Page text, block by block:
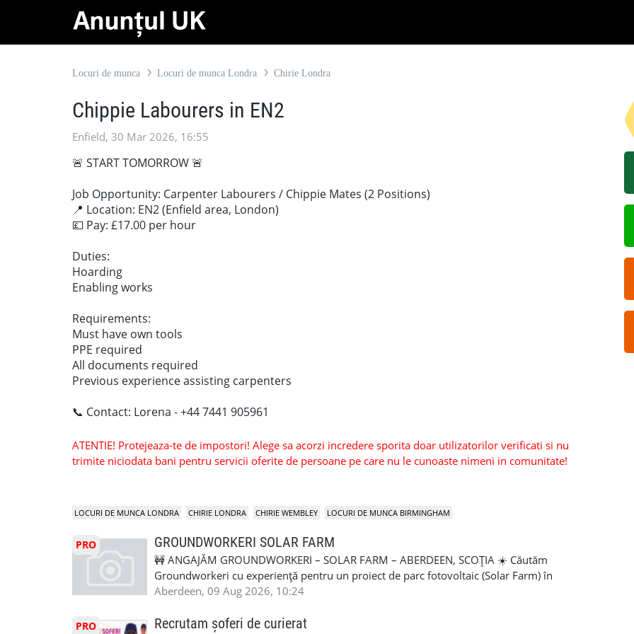
Locuri de munca Locuri de munca Londra Chirie Londra
Chippie Labourers in EN2
Enfield, 30 Mar 2026, 16:55
🚨 START TOMORROW 🚨
Job Opportunity: Carpenter Labourers / Chippie Mates (2 Positions)
📍 Location: EN2 (Enfield area, London)
💷 Pay: £17.00 per hour
Duties:
Hoarding
Enabling works
Requirements:
Must have own tools
PPE required
All documents required
Previous experience assisting carpenters
📞 Contact: Lorena - +44 7441 905961
ATENTIE! Protejeaza-te de impostori! Alege sa acorzi incredere sporita doar utilizatorilor verificati si nu
trimite niciodata bani pentru servicii oferite de persoane pe care nu le cunoaste nimeni in comunitate!
LOCURI DE MUNCA LONDRA CHIRIE LONDRA CHIRIE WEMBLEY LOCURI DE MUNCA BIRMINGHAM
PRO GROUNDWORKERI SOLAR FARM
🚧 ANGAJĂM GROUNDWORKERI – SOLAR FARM – ABERDEEN, SCOȚIA ☀️ Căutăm
Groundworkeri cu experiență pentru un proiect de parc fotovoltaic (Solar Farm) în
Aberdeen, Scoția. 📍 Locație: Aberdeen, Scoția 📅 Durata proiectului: aproximativ 5 luni, cu
🏠 Cazare asigurată 🚐 Transport asigurat ⏰ Program: 07:00 – 17:00 💷 10 ore plătite pe zi
Aberdeen, 09 Aug 2026, 10:24
PRO Recrutam șoferi de curierat